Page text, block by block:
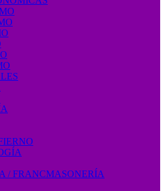
/ FRANCMASONERÍA